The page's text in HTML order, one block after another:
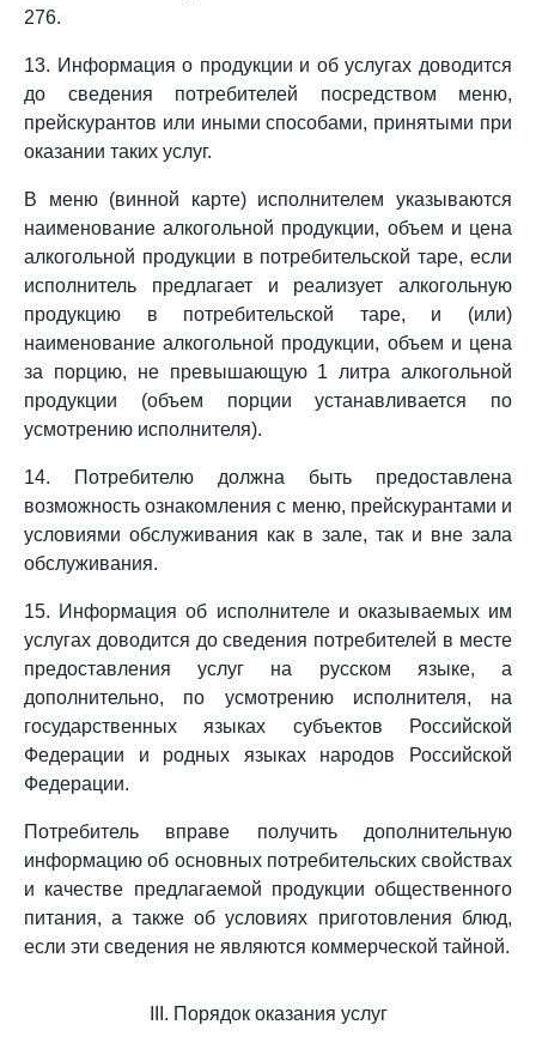
276.
13. Информация о продукции и об услугах доводится
до сведения потребителей посредством меню,
прейскурантов или иными способами, принятыми при
оказании таких услуг.
В меню (винной карте) исполнителем указываются
наименование алкогольной продукции, объем и цена
алкогольной продукции в потребительской таре, если
исполнитель предлагает и реализует алкогольную
продукцию в потребительской таре, и (или)
наименование алкогольной продукции, объем и цена
за порцию, не превышающую 1 литра алкогольной
продукции (объем порции устанавливается по
усмотрению исполнителя).
14. Потребителю должна быть предоставлена
возможность ознакомления с меню, прейскурантами и
условиями обслуживания как в зале, так и вне зала
обслуживания.
15. Информация об исполнителе и оказываемых им
услугах доводится до сведения потребителей в месте
предоставления услуг на русском языке, а
дополнительно, по усмотрению исполнителя, на
государственных языках субъектов Российской
Федерации и родных языках народов Российской
Федерации.
Потребитель вправе получить дополнительную
информацию об основных потребительских свойствах
и качестве предлагаемой продукции общественного
питания, а также об условиях приготовления блюд,
если эти сведения не являются коммерческой тайной.
III. Порядок оказания услуг